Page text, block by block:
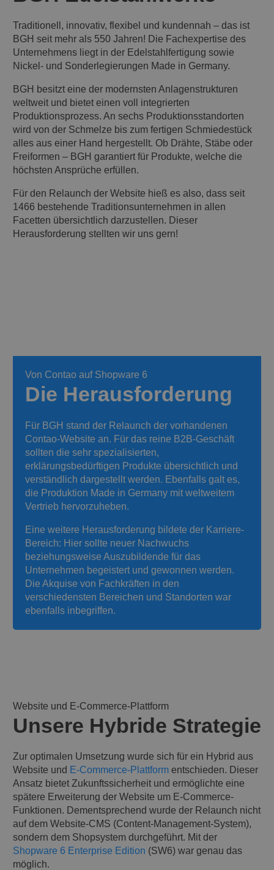
Traditionell, innovativ, flexibel und kundennah – das ist
BGH seit mehr als 550 Jahren! Die Fachexpertise des
Unternehmens liegt in der Edelstahlfertigung sowie
Nickel- und Sonderlegierungen Made in Germany.
BGH besitzt eine der modernsten Anlagenstrukturen
weltweit und bietet einen voll integrierten
Produktionsprozess. An sechs Produktionsstandorten
wird von der Schmelze bis zum fertigen Schmiedestück
alles aus einer Hand hergestellt. Ob Drähte, Stäbe oder
Freiformen – BGH garantiert für Produkte, welche die
höchsten Ansprüche erfüllen.
Für den Relaunch der Website hieß es also, dass seit
1466 bestehende Traditionsunternehmen in allen
Facetten übersichtlich darzustellen. Dieser
Herausforderung stellten wir uns gern!
Von Contao auf Shopware 6
Die Herausforderung
Für BGH stand der Relaunch der vorhandenen
Contao-Website an. Für das reine B2B-Geschäft
sollten die sehr spezialisierten,
erklärungsbedürftigen Produkte übersichtlich und
verständlich dargestellt werden. Ebenfalls galt es,
die Produktion Made in Germany mit weltweitem
Vertrieb hervorzuheben.
Eine weitere Herausforderung bildete der Karriere-
Bereich: Hier sollte neuer Nachwuchs
beziehungsweise Auszubildende für das
Unternehmen begeistert und gewonnen werden.
Die Akquise von Fachkräften in den
verschiedensten Bereichen und Standorten war
ebenfalls inbegriffen.
Website und E-Commerce-Plattform
Unsere Hybride Strategie
Zur optimalen Umsetzung wurde sich für ein Hybrid aus
Website und E-Commerce-Plattform entschieden. Dieser
Ansatz bietet Zukunftssicherheit und ermöglichte eine
spätere Erweiterung der Website um E-Commerce-
Funktionen. Dementsprechend wurde der Relaunch nicht
auf dem Website-CMS (Content-Management-System),
sondern dem Shopsystem durchgeführt. Mit der
Shopware 6 Enterprise Edition (SW6) war genau das
möglich.